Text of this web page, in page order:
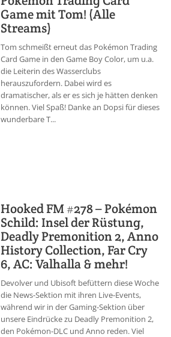
Game mit Tom! (Alle
Streams)
Tom schmeißt erneut das Pokémon Trading
Card Game in den Game Boy Color, um u.a.
die Leiterin des Wasserclubs
herauszufordern. Dabei wird es
dramatischer, als er es sich je hätten denken
können. Viel Spaß! Danke an Dopsi für dieses
wunderbare T...
Hooked FM #278 – Pokémon
Schild: Insel der Rüstung,
Deadly Premonition 2, Anno
History Collection, Far Cry
6, AC: Valhalla & mehr!
Devolver und Ubisoft befüttern diese Woche
die News-Sektion mit ihren Live-Events,
während wir in der Gaming-Sektion über
unsere Eindrücke zu Deadly Premonition 2,
den Pokémon-DLC und Anno reden. Viel